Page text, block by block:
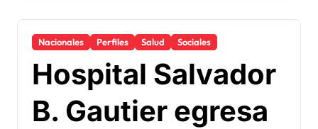
Nacionales Perfiles Salud Sociales
Hospital Salvador
B. Gautier egresa